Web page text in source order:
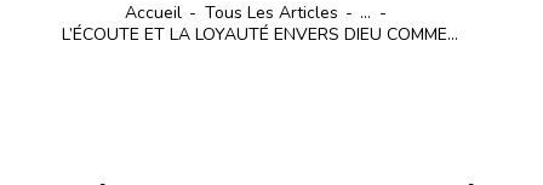
Accueil Tous Les Articles
...
L’ÉCOUTE ET LA LOYAUTÉ ENVERS DIEU COMME...